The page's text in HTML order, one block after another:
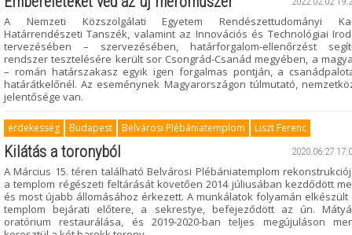
A Nemzeti Közszolgálati Egyetem Rendészettudományi
Határrendészeti Tanszék, valamint az Innovációs és Technológiai
tervezésében – szervezésében, határforgalom-ellenőrzést
rendszer tesztelésére került sor Csongrád-Csanád megyében, a
– román határszakasz egyik igen forgalmas pontján, a
határátkelőnél. Az eseménynek Magyarországon túlmutató,
jelentősége van.
érdekesség Budapest Belvárosi Plébániatemplom Liszt Ferenc
2020.06.27
Kilátás a toronyból
A Március 15. téren található Belvárosi Plébániatemplom
a templom régészeti feltárását követően 2014 júliusában kezdődött
és most újabb állomásához érkezett. A munkálatok folyamán elkészült
templom bejárati előtere, a sekrestye, befejeződött az ún.
oratórium restaurálása, és 2019-2020-ban teljes megújuláson